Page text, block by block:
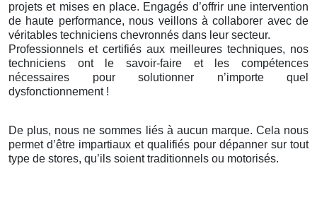
projets et mises en place. Engagés d’offrir une intervention
de haute performance, nous veillons à collaborer avec de
véritables techniciens chevronnés dans leur secteur.
Professionnels et certifiés aux meilleures techniques, nos
techniciens ont le savoir-faire et les compétences
nécessaires pour solutionner n’importe quel
dysfonctionnement !
De plus, nous ne sommes liés à aucun marque. Cela nous
permet d’être impartiaux et qualifiés pour dépanner sur tout
type de stores, qu’ils soient traditionnels ou motorisés.